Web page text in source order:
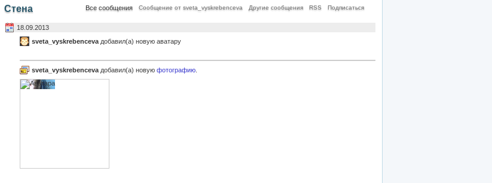
Стена Все сообщения Сообщение от sveta_vyskrebenceva Другие сообщения RSS Подписаться
18.09.2013
sveta_vyskrebenceva добавил(а) новую аватару
sveta_vyskrebenceva добавил(а) новую фотографию